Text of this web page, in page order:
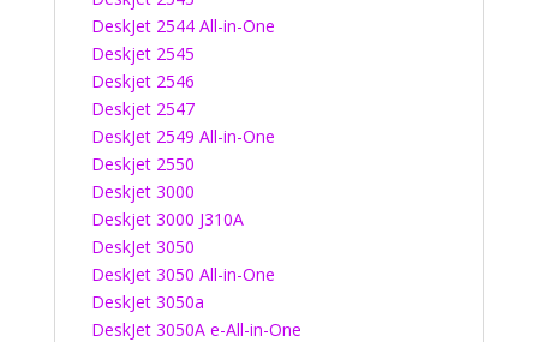
DeskJet 2544 All-in-One
Deskjet 2545
Deskjet 2546
Deskjet 2547
DeskJet 2549 All-in-One
Deskjet 2550
Deskjet 3000
Deskjet 3000 J310A
DeskJet 3050
DeskJet 3050 All-in-One
DeskJet 3050a
DeskJet 3050A e-All-in-One